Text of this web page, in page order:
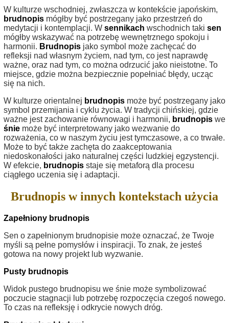
W kulturze wschodniej, zwłaszcza w kontekście japońskim,
brudnopis mógłby być postrzegany jako przestrzeń do
medytacji i kontemplacji. W sennikach wschodnich taki sen
mógłby wskazywać na potrzebę wewnętrznego spokoju i
harmonii. Brudnopis jako symbol może zachęcać do
refleksji nad własnym życiem, nad tym, co jest naprawdę
ważne, oraz nad tym, co można odrzucić jako nieistotne. To
miejsce, gdzie można bezpiecznie popełniać błędy, ucząc
się na nich.
W kulturze orientalnej brudnopis może być postrzegany jako
symbol przemijania i cyklu życia. W tradycji chińskiej, gdzie
ważne jest zachowanie równowagi i harmonii, brudnopis we
śnie może być interpretowany jako wezwanie do
rozważenia, co w naszym życiu jest tymczasowe, a co trwałe.
Może to być także zachęta do zaakceptowania
niedoskonałości jako naturalnej części ludzkiej egzystencji.
W efekcie, brudnopis staje się metaforą dla procesu
ciągłego uczenia się i adaptacji.
Brudnopis w innych kontekstach użycia
Zapełniony brudnopis
Sen o zapełnionym brudnopisie może oznaczać, że Twoje
myśli są pełne pomysłów i inspiracji. To znak, że jesteś
gotowa na nowy projekt lub wyzwanie.
Pusty brudnopis
Widok pustego brudnopisu we śnie może symbolizować
poczucie stagnacji lub potrzebę rozpoczęcia czegoś nowego.
To czas na refleksję i odkrycie nowych dróg.